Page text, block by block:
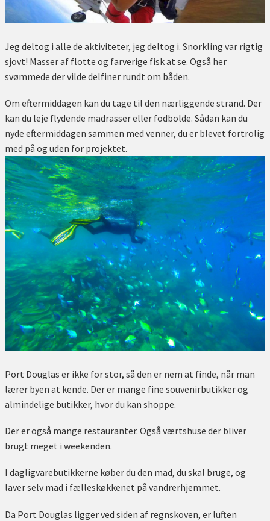
Jeg deltog i alle de aktiviteter, jeg deltog i. Snorkling var rigtig
sjovt! Masser af flotte og farverige fisk at se. Også her
svømmede der vilde delfiner rundt om båden.
Om eftermiddagen kan du tage til den nærliggende strand. Der
kan du leje flydende madrasser eller fodbolde. Sådan kan du
nyde eftermiddagen sammen med venner, du er blevet fortrolig
med på og uden for projektet.
Port Douglas er ikke for stor, så den er nem at finde, når man
lærer byen at kende. Der er mange fine souvenirbutikker og
almindelige butikker, hvor du kan shoppe.
Der er også mange restauranter. Også værtshuse der bliver
brugt meget i weekenden.
I dagligvarebutikkerne køber du den mad, du skal bruge, og
laver selv mad i fælleskøkkenet på vandrerhjemmet.
Da Port Douglas ligger ved siden af regnskoven, er luften